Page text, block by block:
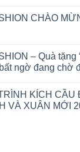
CHÀO
– Quà tặng
ngờ đang chờ
KÍCH CẦU
VÀ XUÂN MỚI